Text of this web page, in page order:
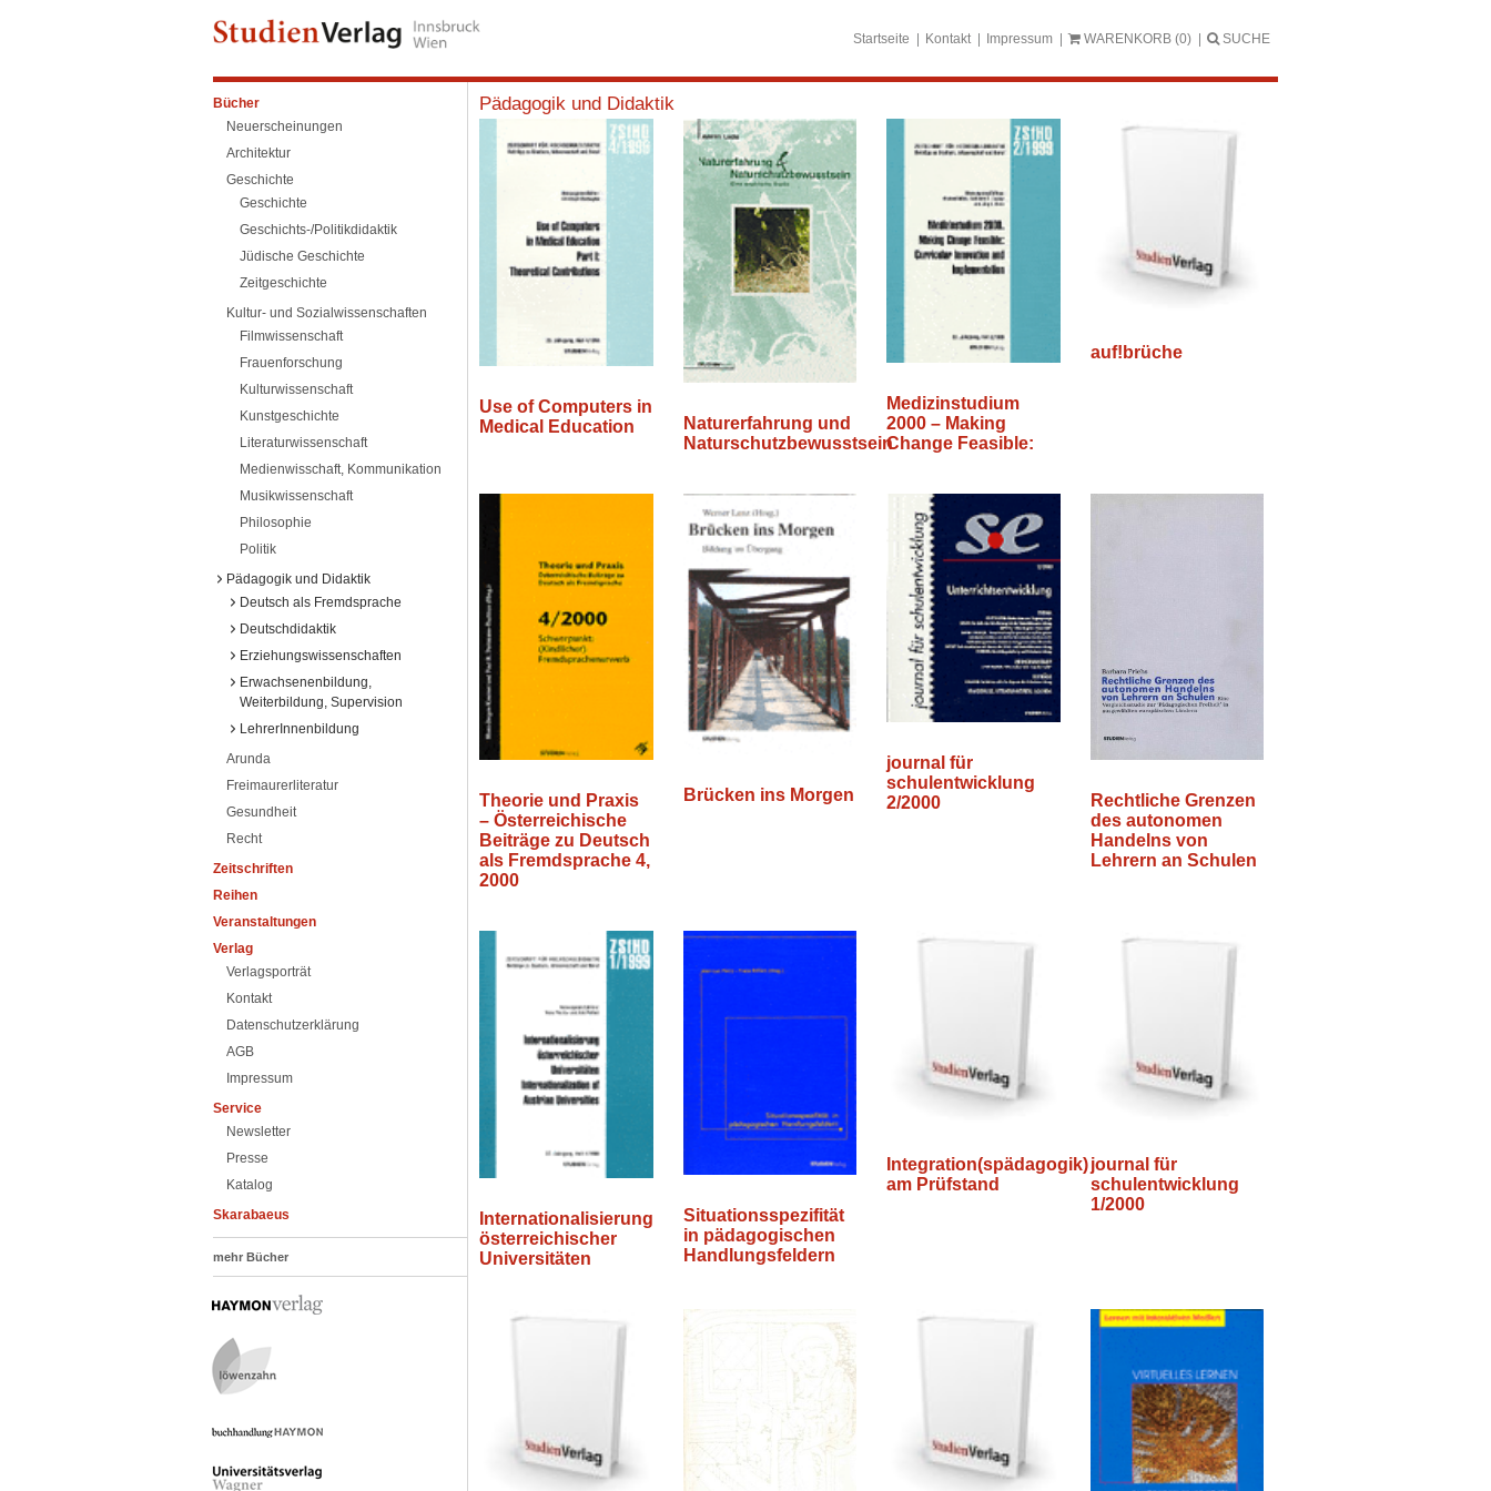
Startseite Kontakt Impressum WARENKORB (0) SUCHE
Bücher
Neuerscheinungen
Architektur
Geschichte
Geschichte
Geschichts-/Politikdidaktik
Jüdische Geschichte
Zeitgeschichte
Kultur- und Sozialwissenschaften
Filmwissenschaft
Frauenforschung
Kulturwissenschaft
Kunstgeschichte
Literaturwissenschaft
Medienwisschaft, Kommunikation
Musikwissenschaft
Philosophie
Politik
Pädagogik und Didaktik
Deutsch als Fremdsprache
Deutschdidaktik
Erziehungswissenschaften
Erwachsenenbildung,
Weiterbildung, Supervision
LehrerInnenbildung
Arunda
Freimaurerliteratur
Gesundheit
Recht
Zeitschriften
Reihen
Veranstaltungen
Verlag
Verlagsporträt
Kontakt
Datenschutzerklärung
AGB
Impressum
Service
Newsletter
Presse
Katalog
Skarabaeus
mehr Bücher
Pädagogik und Didaktik
Use of Computers in
Medical Education
Naturerfahrung und
Naturschutzbewusstsein
Medizinstudium
2000 – Making
Change Feasible:
auf!brüche
Theorie und Praxis
– Österreichische
Beiträge zu Deutsch
als Fremdsprache 4,
2000
Brücken ins Morgen
journal für
schulentwicklung
2/2000
Rechtliche Grenzen
des autonomen
Handelns von
Lehrern an Schulen
Internationalisierung
österreichischer
Universitäten
Situationsspezifität
in pädagogischen
Handlungsfeldern
Integration(spädagogik)
am Prüfstand
journal für
schulentwicklung
1/2000